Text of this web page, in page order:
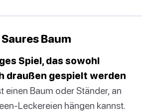
Baum
Spiel, das sowohl
draußen gespielt werden
einen Baum oder Ständer, an
Leckereien hängen kannst.